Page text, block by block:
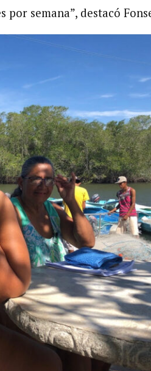
semana”, destacó